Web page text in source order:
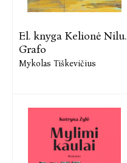
El. knyga Kelionė Nilu.
Grafo
Mykolas Tiškevičius